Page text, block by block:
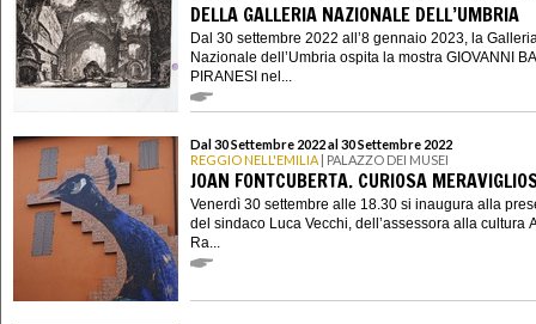
DELLA GALLERIA NAZIONALE DELL’UMBRIA
Dal 30 settembre 2022 all’8 gennaio 2023, la
Nazionale dell’Umbria ospita la mostra GIOVANNI
PIRANESI nel...
Dal 30 Settembre 2022 al 30 Settembre 2022
REGGIO NELL'EMILIA | PALAZZO DEI MUSEI
JOAN FONTCUBERTA. CURIOSA
Venerdì 30 settembre alle 18.30 si inaugura alla
del sindaco Luca Vecchi, dell’assessora alla cultura
Ra...